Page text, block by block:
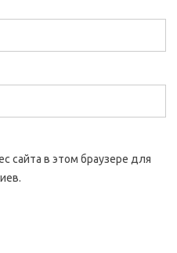
сайта в этом браузере для